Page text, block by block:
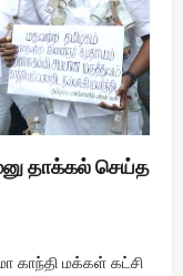
தாக்கல் செய்த
காந்தி மக்கள் கட்சி